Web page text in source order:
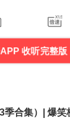
收听完整版
季合集）| 爆笑